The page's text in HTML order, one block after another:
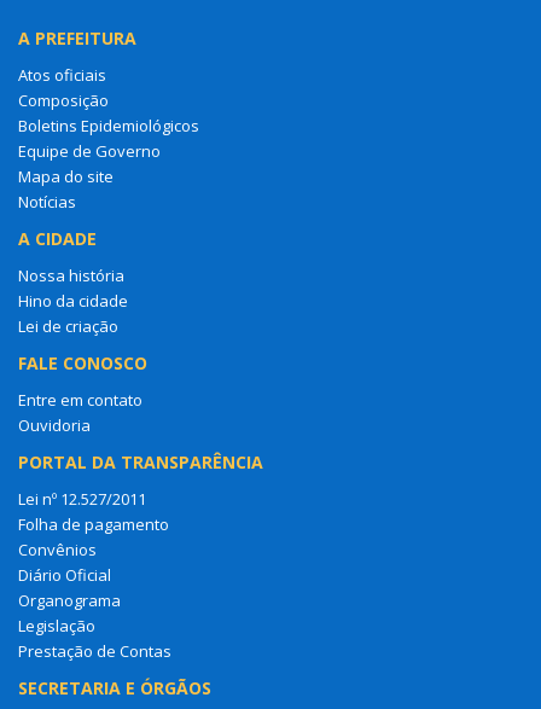
A PREFEITURA
Atos oficiais
Composição
Boletins Epidemiológicos
Equipe de Governo
Mapa do site
Notícias
A CIDADE
Nossa história
Hino da cidade
Lei de criação
FALE CONOSCO
Entre em contato
Ouvidoria
PORTAL DA TRANSPARÊNCIA
Lei nº 12.527/2011
Folha de pagamento
Convênios
Diário Oficial
Organograma
Legislação
Prestação de Contas
SECRETARIA E ÓRGÃOS